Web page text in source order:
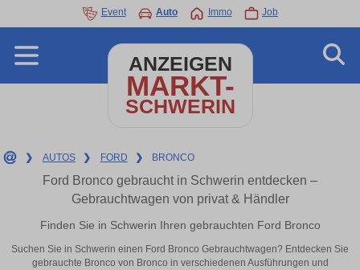
Event Auto Immo Job
ANZEIGEN
MARKT-
SCHWERIN
❯ AUTOS ❯ FORD ❯ BRONCO
Ford Bronco gebraucht in Schwerin entdecken –
Gebrauchtwagen von privat & Händler
Finden Sie in Schwerin Ihren gebrauchten Ford Bronco
Suchen Sie in Schwerin einen Ford Bronco Gebrauchtwagen? Entdecken Sie
gebrauchte Bronco von Bronco in verschiedenen Ausführungen und